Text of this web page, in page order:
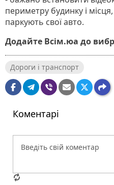
периметру будинку і
паркують свої авто.
Додайте Всім.юа до
Дороги і транспорт
Коментарі